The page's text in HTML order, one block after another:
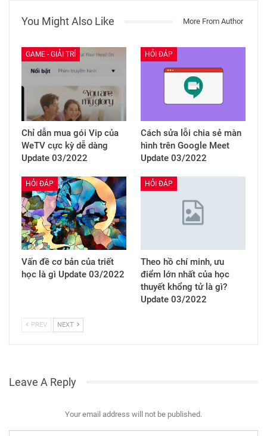
You Might Also Like More From Author
GAME - GIẢI TRÍ
Chỉ dẫn mua gói Vip của
WeTV cực kỳ dễ dàng
Update 03/2022
HỎI ĐÁP
Cách sửa lỗi chia sẻ màn
hình trên Google Meet
Update 03/2022
HỎI ĐÁP
Vấn đề cơ bản của triết
học là gì Update 03/2022
HỎI ĐÁP
Theo hồ chí minh, ưu
điểm lớn nhất của học
thuyết khổng tử là gì?
Update 03/2022
PREV NEXT
Leave A Reply
Your email address will not be published.